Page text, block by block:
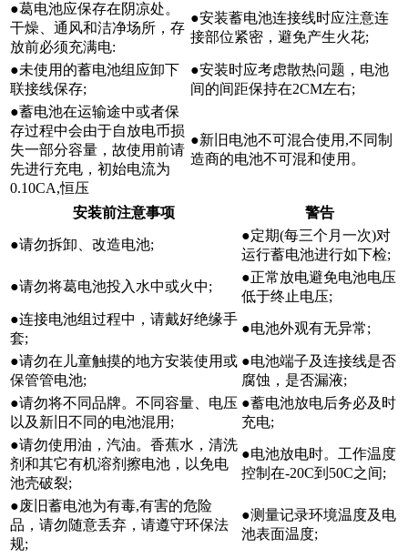
●葛电池应保存在阴凉处。
干燥、通风和洁净场所，存
放前必须充满电:
●安装蓄电池连接线时应注意连
接部位紧密，避免产生火花;
●未使用的蓄电池组应卸下
联接线保存;
●安装时应考虑散热问题，电池
间的间距保持在2CM左右;
●蓄电池在运输途中或者保
存过程中会由于自放电币损
失一部分容量，故使用前请
先进行充电，初始电流为
0.10CA,恒压
●新旧电池不可混合使用,不同制
造商的电池不可混和使用。
安装前注意事项 警告
●请勿拆卸、改造电池;
●定期(每三个月一次)对
运行蓄电池进行如下检;
●请勿将葛电池投入水中或火中;
●正常放电避免电池电压
低于终止电压;
●连接电池组过程中，请戴好绝缘手
套;
●电池外观有无异常;
●请勿在儿童触摸的地方安装使用或
保管管电池;
●电池端子及连接线是否
腐蚀，是否漏液;
●请勿将不同品牌。不同容量、电压
以及新旧不同的电池混用;
●蓄电池放电后务必及时
充电;
●请勿使用油，汽油。香蕉水，清洗
剂和其它有机溶剂擦电池，以免电
池壳破裂;
●电池放电时。工作温度
控制在-20C到50C之间;
●废旧蓄电池为有毒,有害的危险
品，请勿随意丢弃，请遵守环保法
规;
●测量记录环境温度及电
池表面温度;